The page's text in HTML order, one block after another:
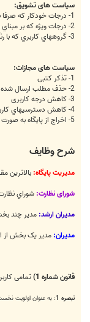
سیاست های تشویق:
1- درجات خودکار که صرفا بر اساس تعداد پست کاربران به صورت خودکار توسط سيستم مديريتي اعطا ميگردد.
2- درجات ويژه که بر مبناي ميزان فعاليت مفيد و در راستاي اهداف پايگاه و در چارچوب قوانين انجمن با نظر مستقيم مديريت پايگاه به کاربران اعطا ميگردد.
3- گروههاي کاربري که با رنگ هاي مختلف متمايز شده، دسترسيهاي متفاوتي داشته و بر اساس قابليت‌ها و درجات ويژه‌ي کاربري با نظر مستقيم مديريت پايگاه به کاربران اعطا ميگردد.
سیاست های مجازات:
1- تذکر کتبی
2- حذف مطلب ارسال شده مغایر با قوانین
3- کاهش درجه کاربری
4- کاهش دسترسيهاي کاربري
5- اخراج از پایگاه به صورت موقت يا دائم
شرح وظایف
مدیريت پایگاه: بالاترين
شورای نظارت: شوراي
مدیران ارشد: مدير چند
مدیران: مدير يک بخش از
قانون شماره 1) تمامی
تبصره 1 : به عنوان اولویت